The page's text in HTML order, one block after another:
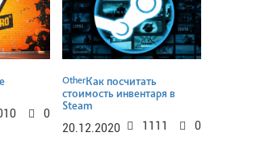
0
OtherКак посчитать
стоимость инвентаря в
Steam
20.12.2020
0
1111